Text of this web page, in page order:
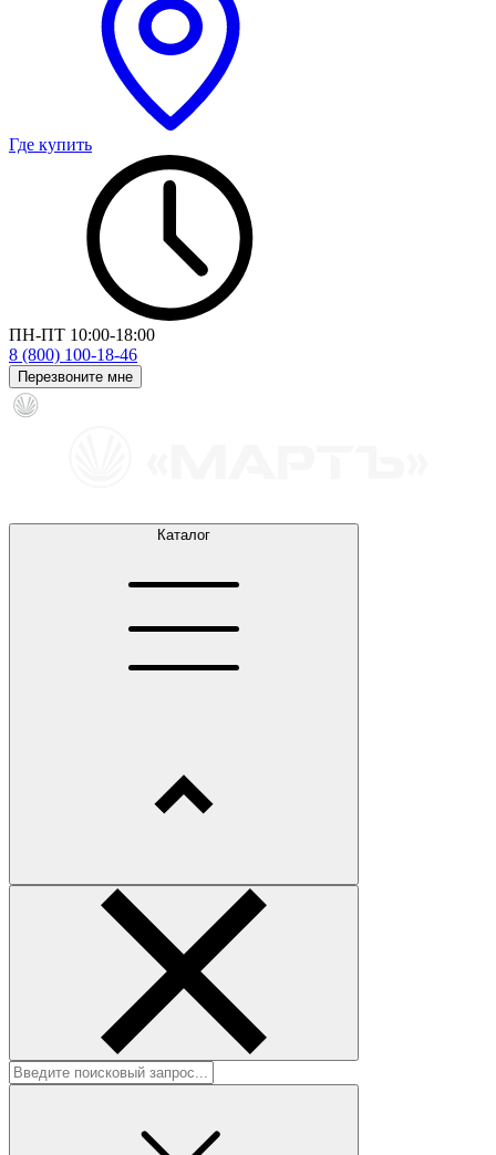
Где купить
ПН-ПТ 10:00-18:00
8 (800) 100-18-46
Перезвоните мне
Каталог